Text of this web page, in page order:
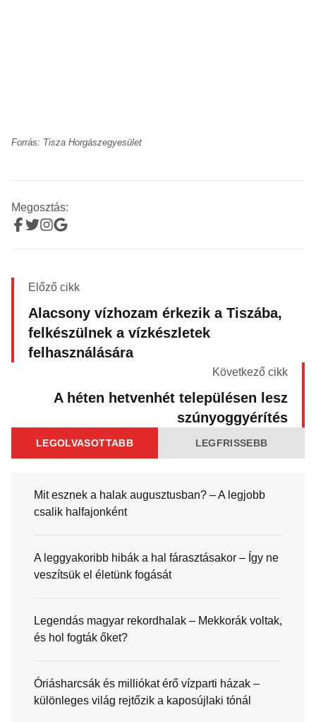
Forrás: Tisza Horgászegyesület
Megosztás:
Előző cikk
Alacsony vízhozam érkezik a Tiszába,
felkészülnek a vízkészletek
felhasználására
Következő cikk
A héten hetvenhét településen lesz
szúnyoggyérítés
LEGOLVASOTTABB LEGFRISSEBB
Mit esznek a halak augusztusban? – A legjobb
csalik halfajonként
A leggyakoribb hibák a hal fárasztásakor – Így ne
veszítsük el életünk fogását
Legendás magyar rekordhalak – Mekkorák voltak,
és hol fogták őket?
Óriásharcsák és milliókat érő vízparti házak –
különleges világ rejtőzik a kaposújlaki tónál